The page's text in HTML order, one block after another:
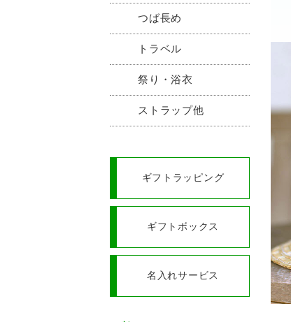
つば長め
トラベル
祭り・浴衣
ストラップ他
ギフトラッピング
ギフトボックス
名入れサービス